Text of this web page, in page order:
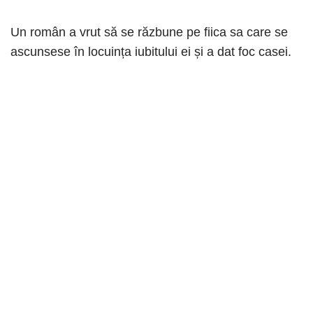
Un român a vrut să se răzbune pe fiica sa care se
ascunsese în locuința iubitului ei și a dat foc casei.